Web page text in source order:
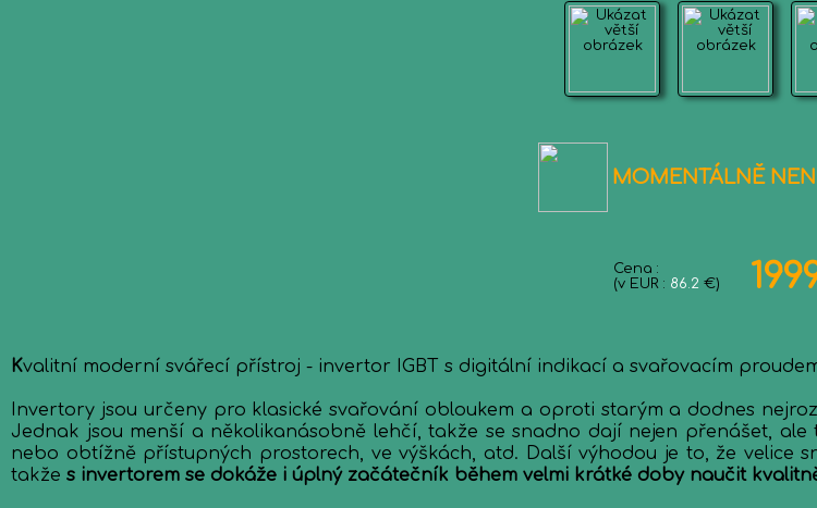
MOMENTÁLNĚ
Cena :
(v EUR : 86.2 €)
Kvalitní moderní svářecí přístroj - invertor IGBT s digitální indikací a svařovacím
Invertory jsou určeny pro klasické svařování obloukem a oproti starým a dodnes
Jednak jsou menší a několikanásobně lehčí, takže se snadno dají nejen přenášet,
nebo obtížně přístupných prostorech, ve výškách, atd. Další výhodou je to, že velice
takže s invertorem se dokáže i úplný začátečník během velmi krátké doby naučit